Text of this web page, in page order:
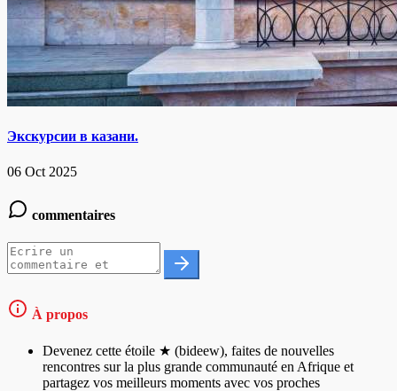
Экскурсии в казани.
06 Oct 2025
commentaires
À propos
Devenez cette étoile ★ (bideew), faites de nouvelles
rencontres sur la plus grande communauté en Afrique et
partagez vos meilleurs moments avec vos proches